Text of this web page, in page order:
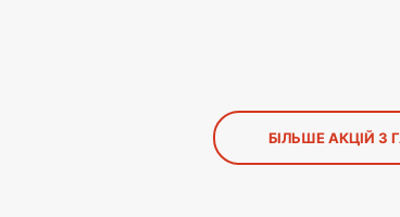
БІЛЬШЕ АКЦІЙ З